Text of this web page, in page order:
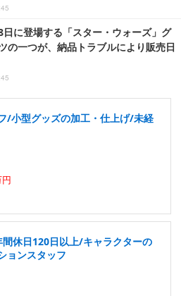
日に登場する「スター・ウォーズ」グ
の一つが、納品トラブルにより販売日
/小型グッズの加工・仕上げ/未経
間休日120日以上/キャラクターの
ョンスタッフ